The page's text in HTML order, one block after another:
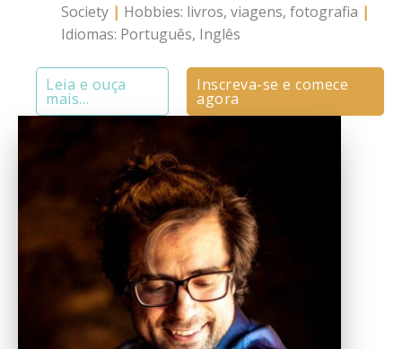
Society | Hobbies: livros, viagens, fotografia |
Idiomas: Português, Inglês
Leia e ouça
mais…
Inscreva-se e comece
agora